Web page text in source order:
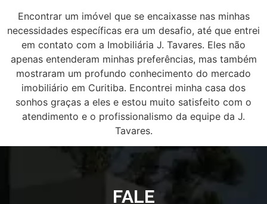
Encontrar um imóvel que se encaixasse nas minhas
necessidades específicas era um desafio, até que entrei
em contato com a Imobiliária J. Tavares. Eles não
apenas entenderam minhas preferências, mas também
mostraram um profundo conhecimento do mercado
imobiliário em Curitiba. Encontrei minha casa dos
sonhos graças a eles e estou muito satisfeito com o
atendimento e o profissionalismo da equipe da J.
Tavares.
FALE